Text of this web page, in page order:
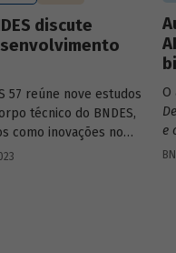
discute
57 reúne nove estudos
técnico do BNDES,
como inovações no
da saúde no
O
e